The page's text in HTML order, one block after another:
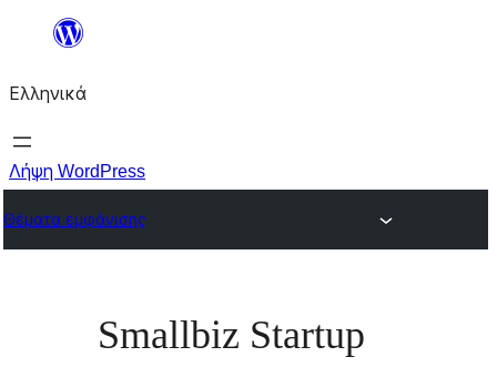
Μετάβαση
περιεχόμενο
Ελληνικά
Λήψη WordPress
Θέματα εμφάνισης
Smallbiz Startup